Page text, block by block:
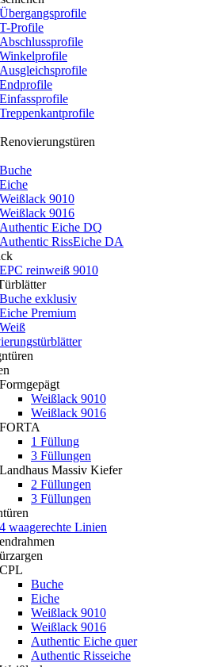
Übergangsprofile
T-Profile
Abschlussprofile
Winkelprofile
Ausgleichsprofile
Endprofile
Einfassprofile
Treppenkantprofile
Buche
Eiche
Weißlack 9010
Weißlack 9016
Authentic Eiche DQ
Authentic RissEiche DA
EPC reinweiß 9010
Buche exklusiv
Eiche Premium
Weiß
Formgepägt
Weißlack 9010
Weißlack 9016
FORTA
1 Füllung
3 Füllungen
Landhaus Massiv Kiefer
2 Füllungen
3 Füllungen
4 waagerechte Linien
CPL
Buche
Eiche
Weißlack 9010
Weißlack 9016
Authentic Eiche quer
Authentic Risseiche